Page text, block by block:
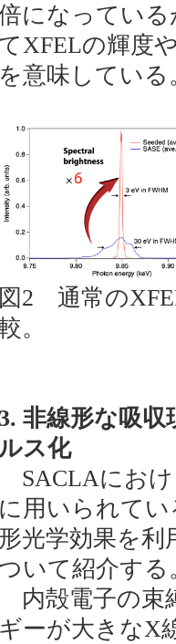
になってい
てXFELの輝度
を意味している
図2 通常の
。
3. 非線形な吸
ルス化
SACLAにおけ
に用いられて
形光学効果を
ついて紹介する
内殻電子の束
ギーが大きなX